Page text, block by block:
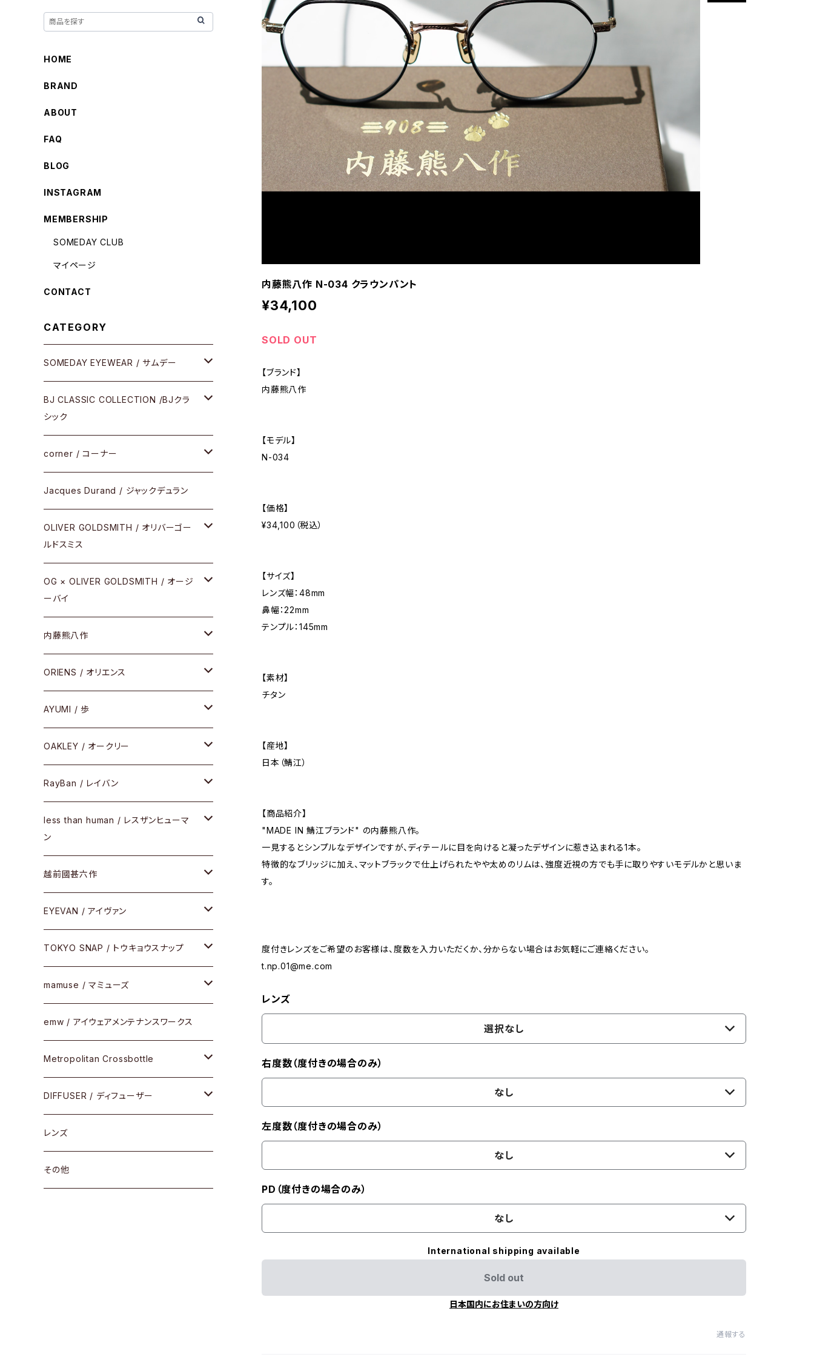
内藤熊八作 N-034 クラウンパント
¥34,100
SOLD OUT
【ブランド】
内藤熊八作
【モデル】
N-034
【価格】
¥34,100（税込）
【サイズ】
レンズ幅：48mm
鼻幅：22mm
テンプル：145mm
【素材】
チタン
【産地】
日本（鯖江）
【商品紹介】
"MADE IN 鯖江ブランド" の内藤熊八作。
一見するとシンプルなデザインですが、ディテールに目を向けると凝ったデザインに惹き込まれる1本。
特徴的なブリッジに加え、マットブラックで仕上げられたやや太めのリムは、強度近視の方でも手に取りやすいモデルかと思いま
す。
度付きレンズをご希望のお客様は、度数を入力いただくか、分からない場合はお気軽にご連絡ください。
t.np.01@me.com
レンズ
選択なし
右度数（度付きの場合のみ）
なし
左度数（度付きの場合のみ）
なし
PD（度付きの場合のみ）
なし
International shipping available
Sold out
日本国内にお住まいの方向け
通報する
HOME
BRAND
ABOUT
FAQ
BLOG
INSTAGRAM
MEMBERSHIP
SOMEDAY CLUB
マイページ
CONTACT
CATEGORY
SOMEDAY EYEWEAR / サムデー
メガネ
サングラス
アパレル
その他
BJ CLASSIC COLLECTION /BJクラ
シック
CELLULOID（CRAFTSMAN EDITION）
SHINBARI（CRAFTSMAN EDITION）
URUSHI（CRAFTSMAN EDITION）
REVIVAL EDITION
HEAVY EDITION
COMBI （コンビシリーズ）
PREMIUM（プレミアムシリーズ）
PLASTIC（プラスティックシリーズ）
SIRMONT（サーモントシリーズ）
SUNSHIFT
ケア用品
corner / コーナー
リサーチシリーズ
サブリメイションシリーズ
Jacques Durand / ジャックデュラン
OLIVER GOLDSMITH / オリバーゴー
ルドスミス
メタル
セル
コンビ
OG × OLIVER GOLDSMITH / オージ
ーバイ
メタル
セル
コンビ
内藤熊八作
セル
メタル
コンビ
ORIENS / オリエンス
セルフレーム
メタルフレーム
その他
AYUMI / 歩
セルフレーム
OAKLEY / オークリー
メガネフレーム
サングラス
Frogskins(フロッグスキン )
限定モデル
その他
修理
RayBan / レイバン
メガネフレーム
サングラス
その他
less than human / レスザンヒューマ
ン
メガネフレーム
サングラス
その他
越前國甚六作
セルフレーム
メタルフレーム
コンビフレーム
EYEVAN / アイヴァン
メガネ
サングラス
その他
TOKYO SNAP / トウキョウスナップ
セルフレーム
メタルフレーム
コンビネーション
mamuse / マミューズ
セル
メタル
コンビ
emw / アイウェアメンテナンスワークス
Metropolitan Crossbottle
30cm×30cm
18cm×13cm
DIFFUSER / ディフューザー
グラスコード
メガネケース
レンズ
その他